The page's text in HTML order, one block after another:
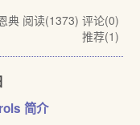
典 阅读(1373) 评论(0)
推荐(1)
简介